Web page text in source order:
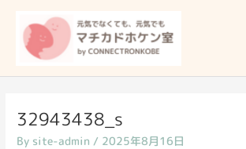
32943438_s
By site-admin / 2025年8月16日